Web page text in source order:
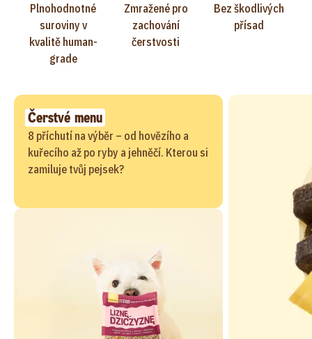
Plnohodnotné
suroviny v
kvalitě human-
grade
Zmražené pro
zachování
čerstvosti
Bez škodlivých
přísad
Čerstvé menu
8 příchutí na výběr – od hovězího a
kuřecího až po ryby a jehněčí. Kterou si
zamiluje tvůj pejsek?